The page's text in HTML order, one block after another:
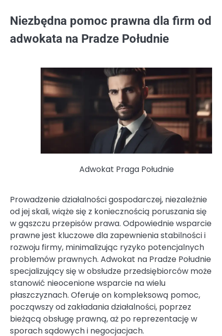
Niezbędna pomoc prawna dla firm od
adwokata na Pradze Południe
Adwokat Praga Południe
Prowadzenie działalności gospodarczej, niezależnie
od jej skali, wiąże się z koniecznością poruszania się
w gąszczu przepisów prawa. Odpowiednie wsparcie
prawne jest kluczowe dla zapewnienia stabilności i
rozwoju firmy, minimalizując ryzyko potencjalnych
problemów prawnych. Adwokat na Pradze Południe
specjalizujący się w obsłudze przedsiębiorców może
stanowić nieocenione wsparcie na wielu
płaszczyznach. Oferuje on kompleksową pomoc,
począwszy od zakładania działalności, poprzez
bieżącą obsługę prawną, aż po reprezentację w
sporach sądowych i negocjacjach.